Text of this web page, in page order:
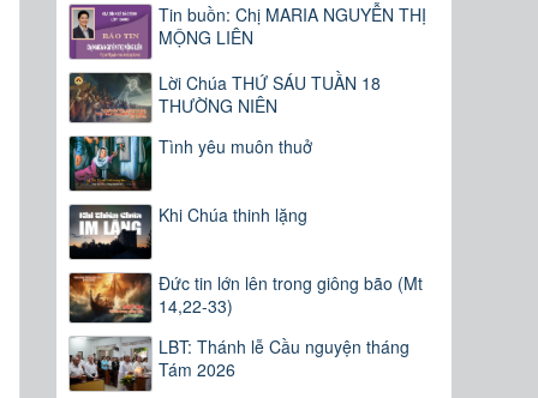
Tin buồn: Chị MARIA NGUYỄN THỊ
MỘNG LIÊN
Lời Chúa THỨ SÁU TUẦN 18
THƯỜNG NIÊN
Tình yêu muôn thuở
Khi Chúa thinh lặng
Đức tin lớn lên trong giông bão (Mt
14,22-33)
LBT: Thánh lễ Cầu nguyện tháng
Tám 2026